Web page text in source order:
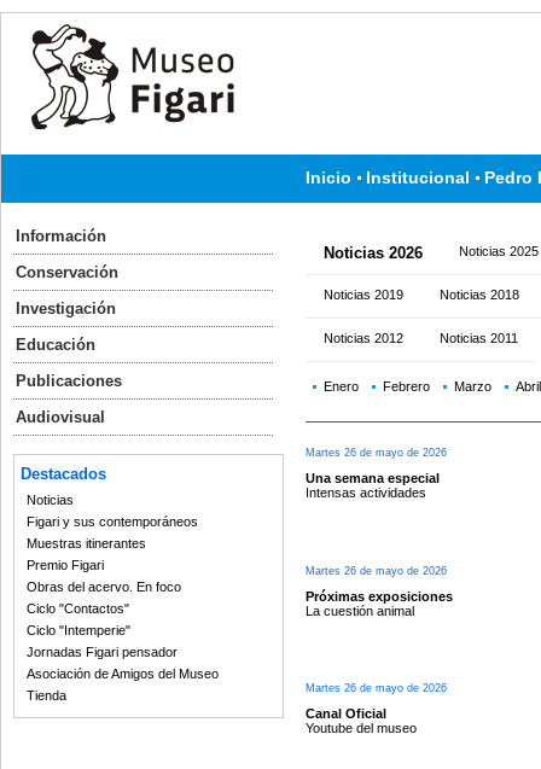
Inicio Institucional Pedro
Información
Conservación
Investigación
Educación
Publicaciones
Audiovisual
Destacados
Noticias
Figari y sus contemporáneos
Muestras itinerantes
Premio Figari
Obras del acervo. En foco
Ciclo "Contactos"
Ciclo "Intemperie"
Jornadas Figari pensador
Asociación de Amigos del Museo
Tienda
Noticias 2026 Noticias 2025
Noticias 2019 Noticias 2018
Noticias 2012 Noticias 2011
Enero Febrero Marzo Abril
Martes 26 de mayo de 2026
Una semana especial
Intensas actividades
Martes 26 de mayo de 2026
Próximas exposiciones
La cuestión animal
Martes 26 de mayo de 2026
Canal Oficial
Youtube del museo